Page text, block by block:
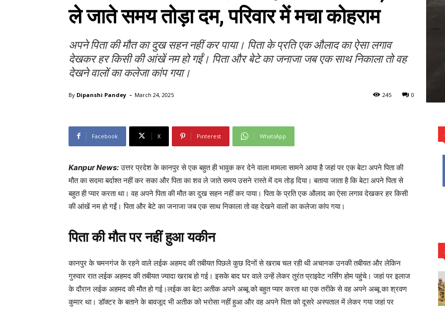
ले जाते समय तोड़ा दम, परिवार में मचा कोहराम
अपने पिता की मौत का दुख सहन नहीं कर पाया। पिता के प्रति एक औलाद का ऐसा लगाव
देखकर हर किसी की आंखें नम हो गईं। पिता और बेटे का जनाजा जब एक साथ निकाला तो वह
देखने वालों का कलेजा कांप गया।
By Dipanshi Pandey - March 24, 2025 0
245
Facebook X Pinterest WhatsApp
Kanpur News: उत्तर प्रदेश के कानपुर से एक बहुत ही भावुक कर देने वाला मामला सामने आया है जहां पर एक बेटा अपने पिता की
मौत का सदमा बर्दाश्त नहीं कर सका और पिता का शव ले जाते समय उसने रास्ते में दम तोड़ दिया। बताया जाता है कि बेटा अपने पिता से
बहुत ही प्यार करता था। वह अपने पिता की मौत का दुख सहन नहीं कर पाया। पिता के प्रति एक औलाद का ऐसा लगाव देखकर हर किसी
की आंखें नम हो गईं। पिता और बेटे का जनाजा जब एक साथ निकाला तो वह देखने वालों का कलेजा कांप गया।
पिता की मौत पर नहीं हुआ यकीन
कानपुर के चमनगंज के रहने वाले लईक अहमद की तबीयत पिछले कुछ दिनों से खराब चल रही थी अचानक उनकी तबीयत और लेकिन
गुरुवार रात लईक अहमद की तबीयत ज्यादा खराब हो गई। इसके बाद घर वाले उन्हें लेकर तुरंत प्राइवेट नर्सिंग होम पहुंचे। जहां पर इलाज
के दौरान लईक अहमद की मौत हो गई।लईक का बेटा अतीक अपने अब्बू को बहुत प्यार करता था एक तरीके से वह अपने अब्बू का श्रवण
कुमार था। डॉक्टर के बताने के बावजूद भी अतीक को भरोसा नहीं हुआ और वह अपने पिता को दूसरे अस्पताल में लेकर गया जहां पर